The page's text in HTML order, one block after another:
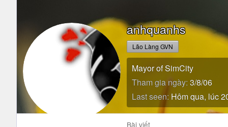
anhquanhs
Lão Làng GVN
Mayor of SimCity
Tham gia ngày 3/8/06
Last seen Hôm qua, lúc
Bài viết